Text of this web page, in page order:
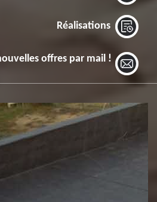
Réalisations
offres par mail !